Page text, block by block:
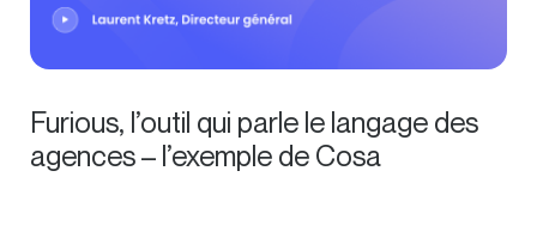
Furious, l’outil qui parle le langage des
agences – l’exemple de Cosa